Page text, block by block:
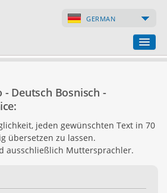
GERMAN
Deutsch Bosnisch -
jeden gewünschten Text in 70
übersetzen zu lassen.
ausschließlich Muttersprachler.